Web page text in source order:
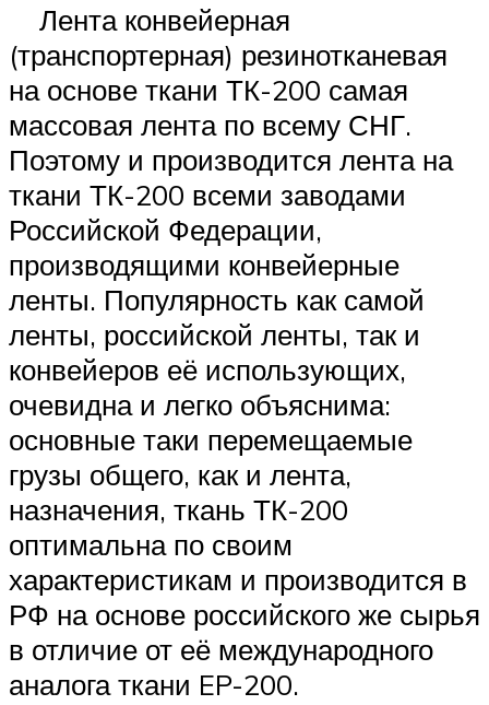
Лента конвейерная
(транспортерная) резинотканевая
на основе ткани ТК-200 самая
массовая лента по всему СНГ.
Поэтому и производится лента на
ткани ТК-200 всеми заводами
Российской Федерации,
производящими конвейерные
ленты. Популярность как самой
ленты, российской ленты, так и
конвейеров её использующих,
очевидна и легко объяснима:
основные таки перемещаемые
грузы общего, как и лента,
назначения, ткань ТК-200
оптимальна по своим
характеристикам и производится в
РФ на основе российского же сырья
в отличие от её международного
аналога ткани EP-200.